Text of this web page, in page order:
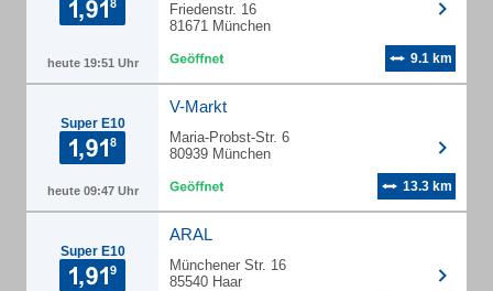
heute 19:51 Uhr
Friedenstr. 16
81671 München
9.1 km
Super E10
heute 09:47 Uhr
V-Markt
Maria-Probst-Str. 6
80939 München
13.3 km
Super E10
ARAL
Münchener Str. 16
85540 Haar